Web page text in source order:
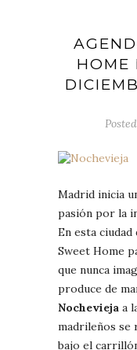
HOME
Madrid inicia
pasión por la
En esta
Sweet Home
que nunca
produce de
Nochevieja a
madrileños se
bajo el